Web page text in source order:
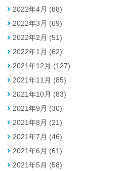
2022年4月 (88)
2022年3月 (69)
2022年2月 (51)
2022年1月 (62)
2021年12月 (127)
2021年11月 (85)
2021年10月 (83)
2021年9月 (30)
2021年8月 (21)
2021年7月 (46)
2021年6月 (61)
2021年5月 (58)